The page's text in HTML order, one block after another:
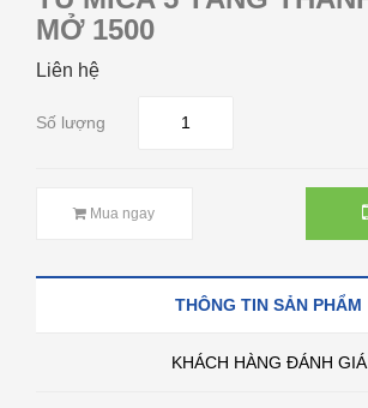
MỞ 1500
Liên hệ
Số lượng
Mua ngay
THÔNG TIN SẢN PHẨM
KHÁCH HÀNG ĐÁNH GIÁ